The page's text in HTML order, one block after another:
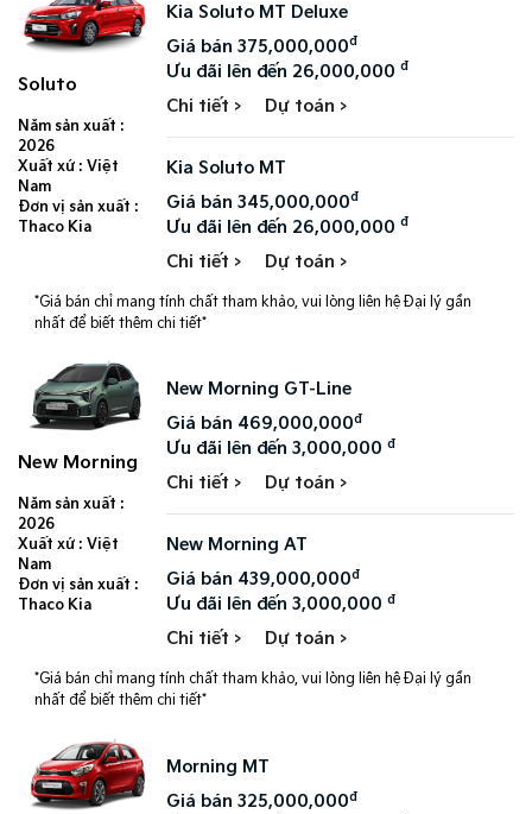
Soluto
Năm sản xuất :
2026
Xuất xứ : Việt
Nam
Đơn vị sản xuất :
Thaco Kia
Kia Soluto MT Deluxe
Giá bán 375,000,000đ
Ưu đãi lên đến 26,000,000đ
Chi tiết > Dự toán >
Kia Soluto MT
Giá bán 345,000,000đ
Ưu đãi lên đến 26,000,000đ
Chi tiết > Dự toán >
*Giá bán chỉ mang tính chất tham khảo, vui lòng liên hệ Đại lý gần
nhất để biết thêm chi tiết*
New Morning
Năm sản xuất :
2026
Xuất xứ : Việt
Nam
Đơn vị sản xuất :
Thaco Kia
New Morning GT-Line
Giá bán 469,000,000đ
Ưu đãi lên đến 3,000,000đ
Chi tiết > Dự toán >
New Morning AT
Giá bán 439,000,000đ
Ưu đãi lên đến 3,000,000đ
Chi tiết > Dự toán >
*Giá bán chỉ mang tính chất tham khảo, vui lòng liên hệ Đại lý gần
nhất để biết thêm chi tiết*
Morning MT
Giá bán 325,000,000đ